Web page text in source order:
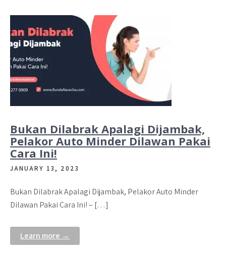
Bukan Dilabrak Apalagi Dijambak,
Pelakor Auto Minder Dilawan Pakai
Cara Ini!
JANUARY 13, 2023
Bukan Dilabrak Apalagi Dijambak, Pelakor Auto Minder
Dilawan Pakai Cara Ini! – […]
Learn more →